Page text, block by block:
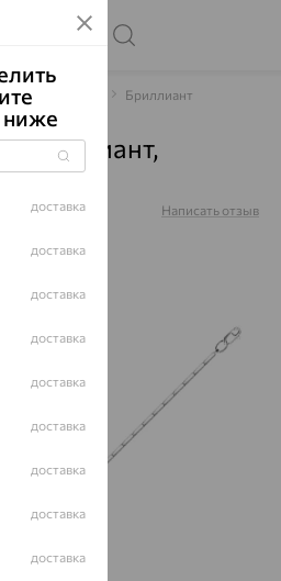
декоративные Бриллиант
бриллиант,
Написать отзыв
ниже
доставка
доставка
доставка
доставка
доставка
доставка
доставка
доставка
доставка